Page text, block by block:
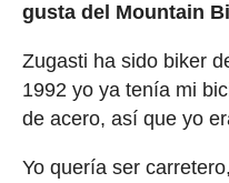
gusta del Mountain
Zugasti ha sido biker
1992 yo ya tenía mi
de acero, así que yo
Yo quería ser